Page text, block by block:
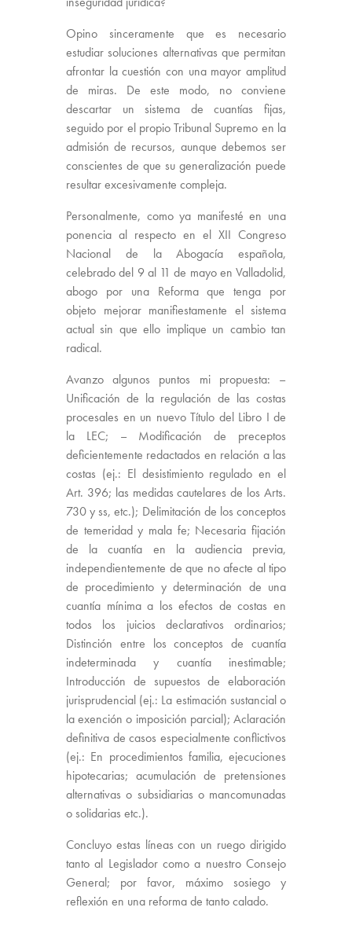
Opino sinceramente que es necesario
estudiar soluciones alternativas que permitan
afrontar la cuestión con una mayor amplitud
de miras. De este modo, no conviene
descartar un sistema de cuantías fijas,
seguido por el propio Tribunal Supremo en la
admisión de recursos, aunque debemos ser
conscientes de que su generalización puede
resultar excesivamente compleja.
Personalmente, como ya manifesté en una
ponencia al respecto en el XII Congreso
Nacional de la Abogacía española,
celebrado del 9 al 11 de mayo en Valladolid,
abogo por una Reforma que tenga por
objeto mejorar manifiestamente el sistema
actual sin que ello implique un cambio tan
radical.
Avanzo algunos puntos mi propuesta: –
Unificación de la regulación de las costas
procesales en un nuevo Título del Libro I de
la LEC; – Modificación de preceptos
deficientemente redactados en relación a las
costas (ej.: El desistimiento regulado en el
Art. 396; las medidas cautelares de los Arts.
730 y ss, etc.); Delimitación de los conceptos
de temeridad y mala fe; Necesaria fijación
de la cuantía en la audiencia previa,
independientemente de que no afecte al tipo
de procedimiento y determinación de una
cuantía mínima a los efectos de costas en
todos los juicios declarativos ordinarios;
Distinción entre los conceptos de cuantía
indeterminada y cuantía inestimable;
Introducción de supuestos de elaboración
jurisprudencial (ej.: La estimación sustancial o
la exención o imposición parcial); Aclaración
definitiva de casos especialmente conflictivos
(ej.: En procedimientos familia, ejecuciones
hipotecarias; acumulación de pretensiones
alternativas o subsidiarias o mancomunadas
o solidarias etc.).
Concluyo estas líneas con un ruego dirigido
tanto al Legislador como a nuestro Consejo
General; por favor, máximo sosiego y
reflexión en una reforma de tanto calado.